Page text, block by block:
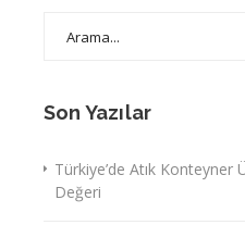
Son Yazılar
Türkiye’de Atık
Değeri